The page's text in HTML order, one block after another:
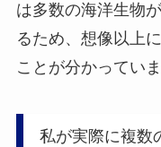
は多数の海洋生物
るため、想像以上
ことが分かっていま
私が実際に複数